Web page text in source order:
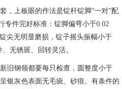
，上板眼的作法是锭杆锭脚“一对”配
专件完好标准：锭脚偏弯小于0.02
尖无明显磨损，锭子摇头振幅小于
无锈斑、回转灵活。
旧钢领都要每只检查，圆整度小于
银灰色表面无毛疵、砂痕。有条件的